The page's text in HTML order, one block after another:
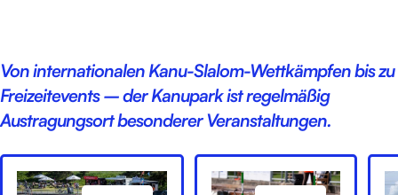
Von internationalen Kanu-Slalom-Wettkämpfen bis zu
Freizeitevents – der Kanupark ist regelmäßig
Austragungsort besonderer Veranstaltungen.